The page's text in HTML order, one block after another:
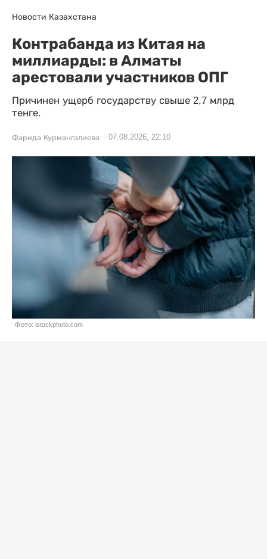
Новости Казахстана
Контрабанда из Китая на
миллиарды: в Алматы
арестовали участников ОПГ
Причинен ущерб государству свыше 2,7 млрд
тенге.
Фарида Курмангалиева 07.08.2026, 22:10
Фото: istockphoto.com